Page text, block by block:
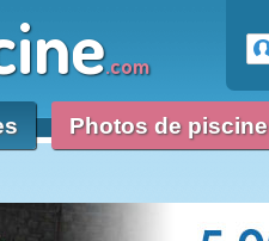
.com
Photos de piscine